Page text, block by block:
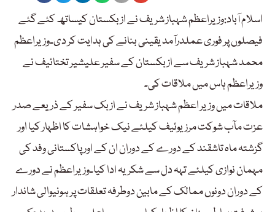
اسلام آباد:وزیراعظم شہباز شریف نے ازبکستان کیساتھ کئے گئے
فیصلوں پر فوری عملدرآمد یقینی بنانے کی ہدایت کر دی۔وزیراعظم
محمد شہباز شریف سے ازبکستان کے سفیر علیشیر تختائیف نے
وزیراعظم ہاس میں ملاقات کی۔
ملاقات میں وزیر اعظم شہباز شریف نے ازبک سفیر کے ذریعے صدر
عزت مآب شوکت مرزیوئیف کیلئے نیک خواہشات کا اظہار کیا اور
گزشتہ ماہ تاشقند کے دورے کے دوران ان کے اور پاکستانی وفد کی
مہمان نوازی کیلئے تہہ دل سے شکریہ ادا کیا۔وزیراعظم نے دورے
کے دوران دونوں ممالک کے مابین دوطرفہ تعلقات پر ہونیوالی شاندار